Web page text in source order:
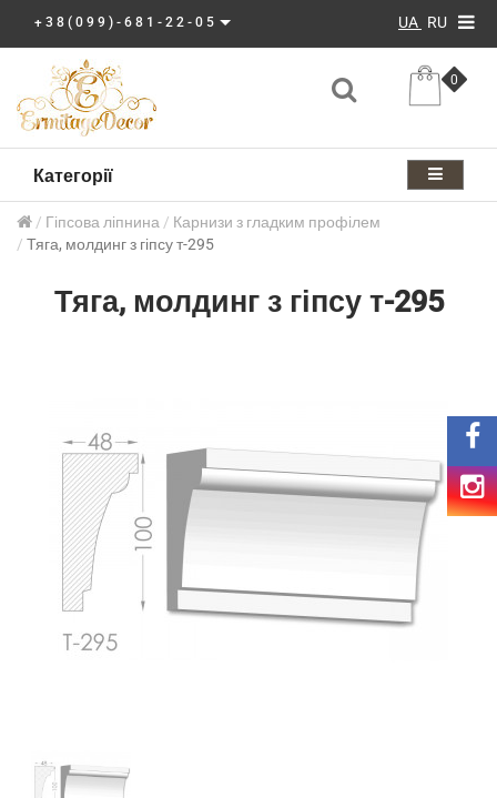
+38(099)-681-22-05 UA RU
0
Категорії
Гіпсова ліпнина
Карнизи з гладким профілем
Тяга, молдинг з гіпсу т-295
Тяга, молдинг з гіпсу т-295